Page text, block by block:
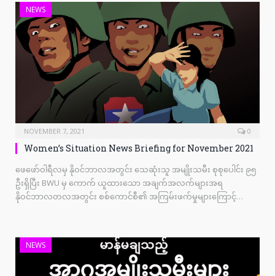
NEWS
NOVEMBER 7, 2021 0
Women’s Situation News Briefing for November 2021
ဖေဖော်ဝါရီလမှ နိုဝင်ဘာလအတွင်း သေဆုံးသူ အမျိုးသမီး စုစုပေါင်း ၉၅
ဦးရှိပြီး BWU မှ ကောက် ယူထားသော အချက်အလက်များအရ
နိုဝင်ဘာလတလအတွင်း စစ်ကောင်စီ၏ အကြမ်းဖက်မှုများကြောင့်…
NEWS